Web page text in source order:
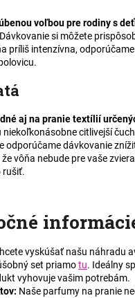
voľbou pre rodiny s
si môžete
príliš intenzívna, odporúčame
aj na pranie textílií
niekoľkonásobne citlivejší
odporúčame dávkovanie
vôňa nebude pre vaše
rušiť.
vyskúšať našu náhradu
set priamotu. Ideálny
vyhovuje vašim potrebám.
Naše parfumy na pranie